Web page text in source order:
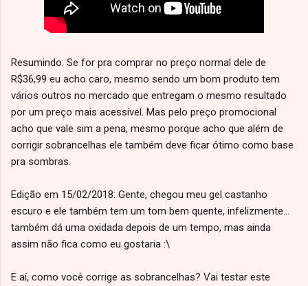
Resumindo: Se for pra comprar no preço normal dele de
R$36,99 eu acho caro, mesmo sendo um bom produto tem
vários outros no mercado que entregam o mesmo resultado
por um preço mais acessível. Mas pelo preço promocional
acho que vale sim a pena, mesmo porque acho que além de
corrigir sobrancelhas ele também deve ficar ótimo como base
pra sombras.
Edição em 15/02/2018: Gente, chegou meu gel castanho
escuro e ele também tem um tom bem quente, infelizmente...
também dá uma oxidada depois de um tempo, mas ainda
assim não fica como eu gostaria :\
E aí, como você corrige as sobrancelhas? Vai testar este